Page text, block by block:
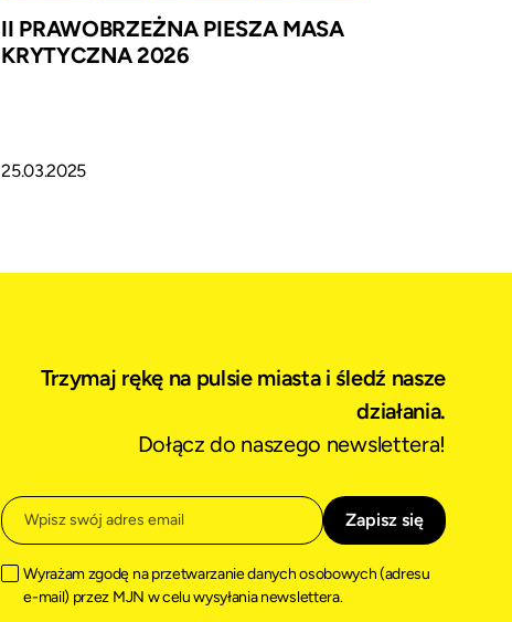
II PRAWOBRZEŻNA PIESZA MASA
KRYTYCZNA 2026
25.03.2025
Trzymaj rękę na pulsie miasta i śledź nasze
działania.
Dołącz do naszego newslettera!
Wyrażam zgodę na przetwarzanie danych osobowych (adresu
e-mail) przez MJN w celu wysyłania newslettera.